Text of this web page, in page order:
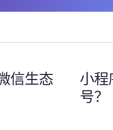
信生态
小
号？